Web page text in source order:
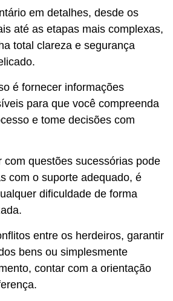
em detalhes, desde os
até as etapas mais complexas,
total clareza e segurança
é fornecer informações
para que você compreenda
e tome decisões com
com questões sucessórias pode
com o suporte adequado, é
dificuldade de forma
entre os herdeiros, garantir
bens ou simplesmente
contar com a orientação